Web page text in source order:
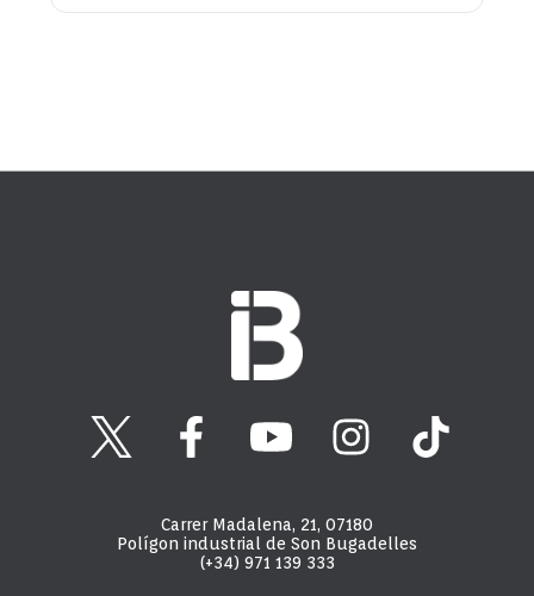
Carrer Madalena, 21, 07180
Polígon industrial de Son Bugadelles
(+34) 971 139 333